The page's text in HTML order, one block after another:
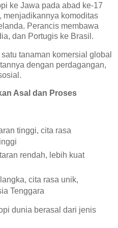
ke Jawa pada abad ke-17
menjadikannya komoditas
Perancis membawa
dan Portugis ke Brasil.
tanaman komersial global
dengan perdagangan,
Asal dan Proses
tinggi, cita rasa
rendah, lebih kuat
cita rasa unik,
Tenggara
dunia berasal dari jenis